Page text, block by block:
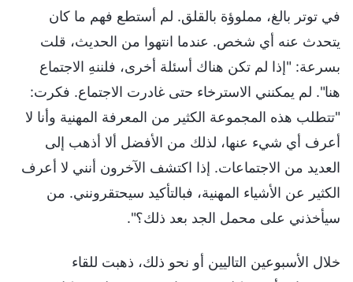
في توتر بالغ، مملوؤة بالقلق. لم أستطع فهم ما كان
يتحدث عنه أي شخص. عندما انتهوا من الحديث، قلت
بسرعة: "إذا لم تكن هناك أسئلة أخرى، فلننهِ الاجتماع
هنا". لم يمكنني الاسترخاء حتى غادرت الاجتماع. فكرت:
"تتطلب هذه المجموعة الكثير من المعرفة المهنية وأنا لا
أعرف أي شيء عنها، لذلك من الأفضل ألا أذهب إلى
العديد من الاجتماعات. إذا اكتشف الآخرون أنني لا أعرف
الكثير عن الأشياء المهنية، فبالتأكيد سيحتقرونني. من
سيأخذني على محمل الجد بعد ذلك؟".
خلال الأسبوعين التاليين أو نحو ذلك، ذهبت للقاء